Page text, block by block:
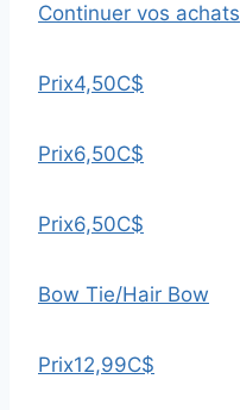
Continuer vos achats
Prix4,50C$
Prix6,50C$
Prix6,50C$
Bow Tie/Hair Bow
Prix12,99C$